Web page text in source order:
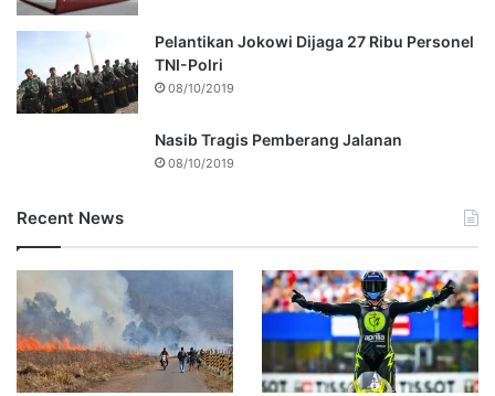
Pelantikan Jokowi Dijaga 27 Ribu Personel
TNI-Polri
08/10/2019
Nasib Tragis Pemberang Jalanan
08/10/2019
Recent News